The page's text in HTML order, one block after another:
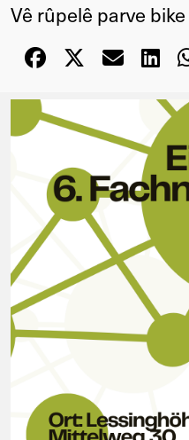
Vê rûpelê parve bike